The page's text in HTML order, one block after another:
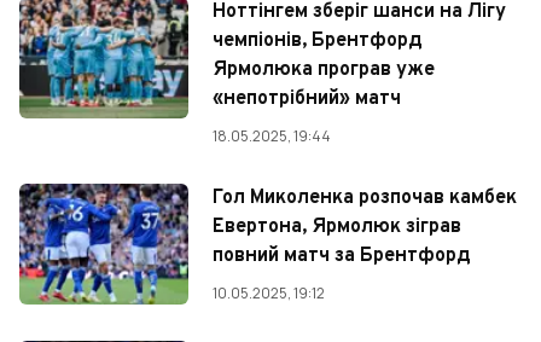
Ноттінгем зберіг шанси на Лігу
чемпіонів, Брентфорд
Ярмолюка програв уже
«непотрібний» матч
18.05.2025, 19:44
Гол Миколенка розпочав камбек
Евертона, Ярмолюк зіграв
повний матч за Брентфорд
10.05.2025, 19:12